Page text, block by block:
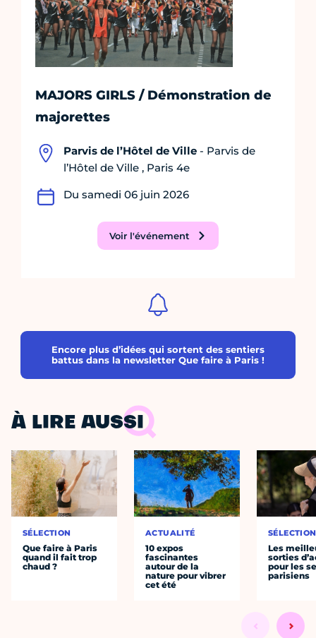
MAJORS GIRLS / Démonstration de
majorettes
Parvis de l’Hôtel de Ville - Parvis de
l’Hôtel de Ville , Paris 4e
Du samedi 06 juin 2026
Voir l'événement
Encore plus d’idées qui sortent des sentiers
battus dans la newsletter Que faire à Paris !
À LIRE AUSSI
SÉLECTION
Que faire à Paris
quand il fait trop
chaud ?
ACTUALITÉ
10 expos
fascinantes
autour de la
nature pour vibrer
cet été
SÉLECTION
Les
sorties
pour les
parisiens